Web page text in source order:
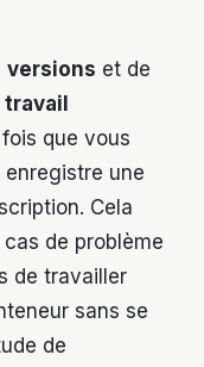
versions et de
que vous
une
Cela
de problème
de travailler
sans se
de